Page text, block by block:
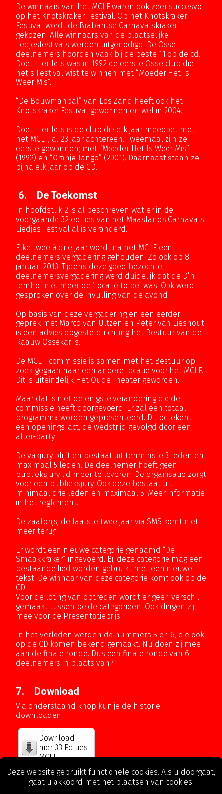
De winnaars van het MCLF waren ook zeer succesvol
op het Knotskraker Festival. Op het Knotskraker
Festival wordt de Brabantse Carnavalskraker
gekozen. Alle winnaars van de plaatselijke
liedjesfestivals werden uitgenodigd. De Osse
deelnemers hoorden vaak bij de beste 11 op de cd.
Doet Hier Iets was in 1992 de eerste Osse club die
het s Festival wist te winnen met “Moeder Het Is
Weer Mis”.
“De Bouwmanbal” van Los Zand heeft ook het
Knotskraker Festival gewonnen en wel in 2004.
Doet Hier Iets is de club die elk jaar meedoet met
het MCLF, al 23 jaar achtereen. Tweemaal zijn ze
eerste gewonnen; met “Moeder Het Is Weer Mis”
(1992) en “Oranje Tango” (2001). Daarnaast staan ze
bijna elk jaar op de CD.
6. De Toekomst
In hoofdstuk 2 is al beschreven wat er in de
voorgaande 32 edities van het Maaslands Carnavals
Liedjes Festival al is veranderd.
Elke twee á drie jaar wordt na het MCLF een
deelnemers vergadering gehouden. Zo ook op 8
januari 2013. Tijdens deze goed bezochte
deelnemersvergadering werd duidelijk dat de D’n
Iemhof niet meer de ‘locatie to be’ was. Ook werd
gesproken over de invulling van de avond.
Op basis van deze vergadering en een eerder
geprek met Marco van Ultzen en Peter van Lieshout
is een advies opgesteld richting het Bestuur van de
Raauw Ossekar is.
De MCLF-commissie is samen met het Bestuur op
zoek gegaan naar een andere locatie voor het MCLF.
Dit is uiteindelijk Het Oude Theater geworden.
Maar dat is niet de enigste verandering die de
commissie heeft doorgevoerd. Er zal een totaal
programma worden gepresenteerd. Dit betekent
een openings-act, de wedstrijd gevolgd door een
after-party.
De vakjury blijft en bestaat uit tenminste 3 leden en
maximaal 5 leden. De deelnemer hoeft geen
publieksjury lid meer te leveren. De organisatie zorgt
voor een publieksjury. Ook deze bestaat uit
minimaal drie leden en maximaal 5. Meer informatie
in het reglement.
De zaalprijs, de laatste twee jaar via SMS komt niet
meer terug.
Er wordt een nieuwe categorie genaamd “De
Smaakkraker” ingevoerd. Bij deze categorie mag een
bestaande lied worden gebruikt met een nieuwe
tekst. De winnaar van deze categorie komt ook op de
CD.
Voor de loting van optreden wordt er geen verschil
gemaakt tussen beide categorieën. Ook dingen zij
mee voor de Presentatieprijs.
In het verleden werden de nummers 5 en 6, die ook
op de CD komen bekend gemaakt. Nu doen zij mee
aan de finale ronde. Dus een finale ronde van 6
deelnemers in plaats van 4.
7. Download
Via onderstaand knop kun je de historie
downloaden.
Download
hier 33 Edities
MCLF.
Deze website gebruikt functionele cookies. Als u doorgaat,
gaat u akkoord met het plaatsen van cookies.